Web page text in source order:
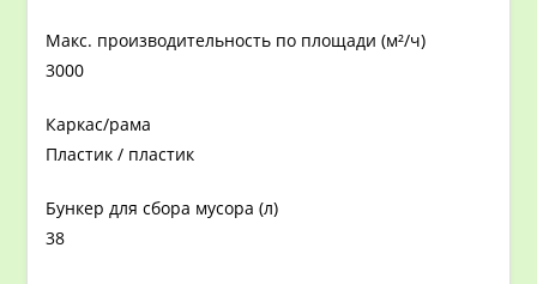
Макс. производительность по площади (м²/ч)
3000
Каркас/рама
Пластик / пластик
Бункер для сбора мусора (л)
38